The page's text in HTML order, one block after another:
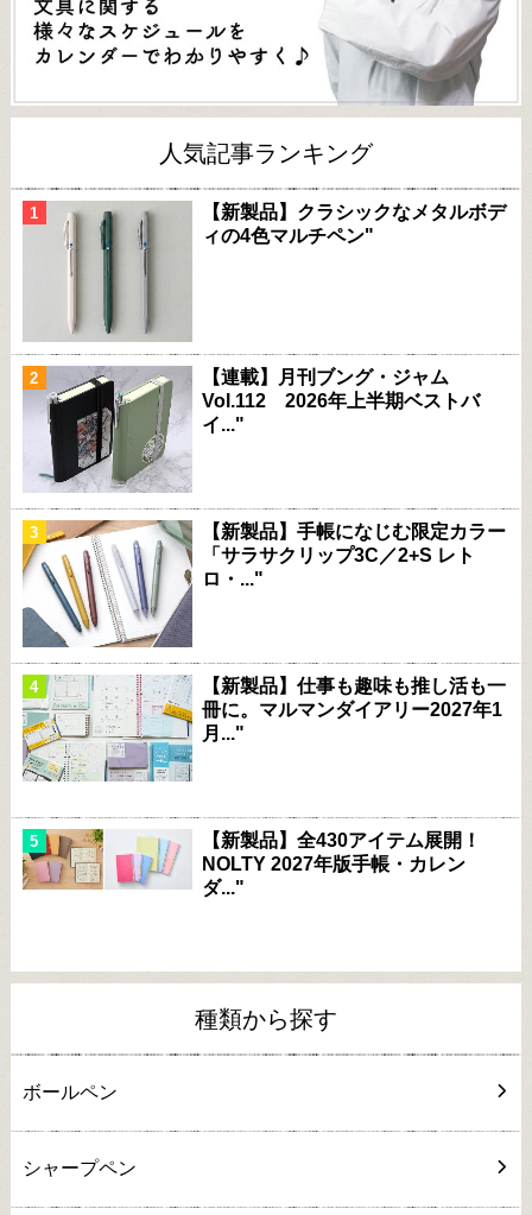
人気記事ランキング
【新製品】クラシックなメタルボデ
ィの4色マルチペン"
【連載】月刊ブング・ジャム
Vol.112 2026年上半期ベストバ
イ..."
【新製品】手帳になじむ限定カラー
「サラサクリップ3C／2+S レト
ロ・..."
【新製品】仕事も趣味も推し活も一
冊に。マルマンダイアリー2027年1
月..."
【新製品】全430アイテム展開！
NOLTY 2027年版手帳・カレン
ダ..."
種類から探す
ボールペン
シャープペン